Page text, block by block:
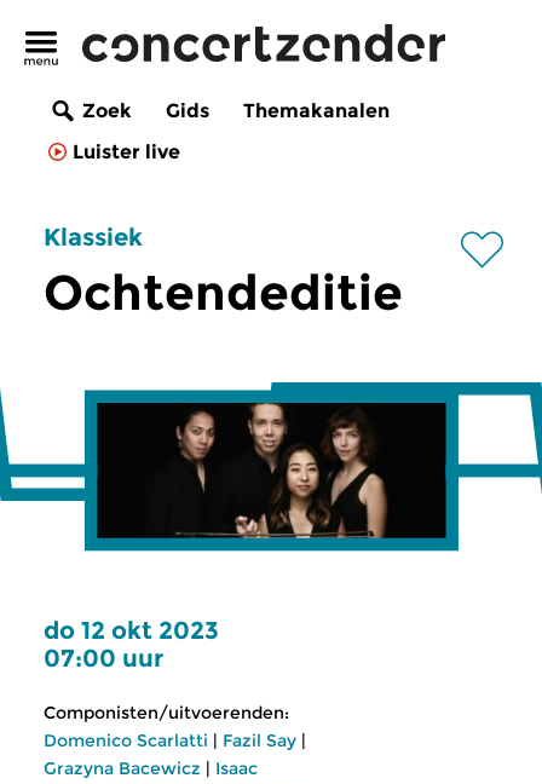
Zoek Gids
Themakanalen
Luister live
Klassiek
Ochtendeditie
do 12 okt 2023
07:00 uur
Componisten/uitvoerenden:
Domenico Scarlatti | Fazil Say |
Grazyna Bacewicz | Isaac